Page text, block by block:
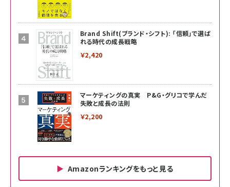
Brand Shift(ブランド・シフト): 「信頼」で選ば
れる時代の成長戦略
￥2,420
マーケティングの真実 P&G・グリコで学んだ
失敗と成長の法則
￥2,200
Amazonランキングをもっと見る